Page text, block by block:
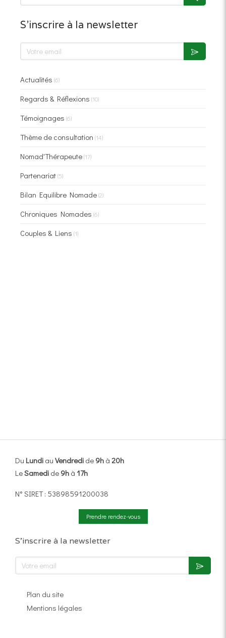
S'inscrire à la newsletter
Actualités (6)
Regards & Réflexions (10)
Témoignages (6)
Thème de consultation (14)
Nomad'Thérapeute(17)
Partenariat(5)
Bilan Equilibre Nomade(2)
Chroniques Nomades (6)
Couples & Liens (1)
Du Lundi au Vendredi de 9h à 20h
LeSamedi de 9h à 17h
N° SIRET : 53898591200038
Prendre rendez-vous
S'inscrire à la newsletter
Votre email
Plan du site
Mentions légales